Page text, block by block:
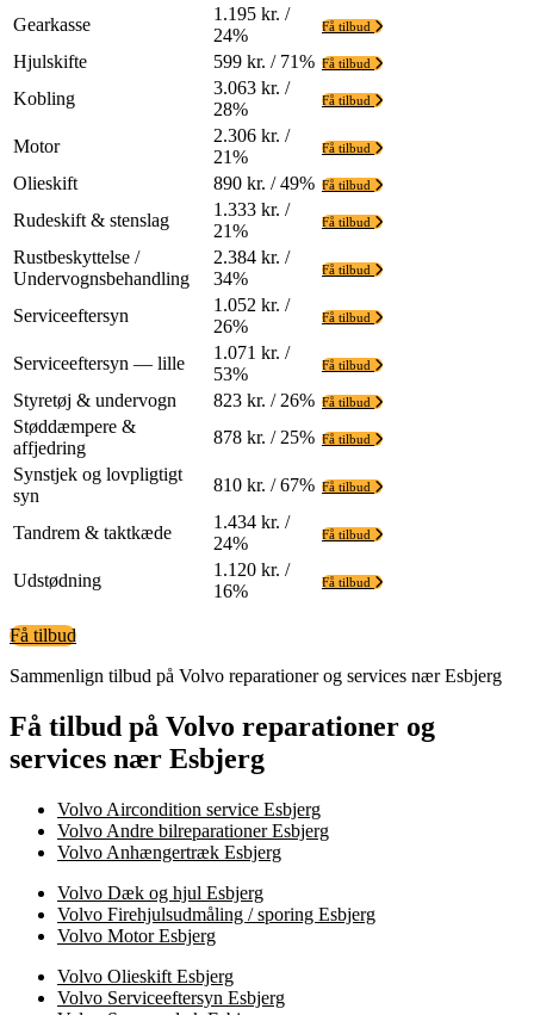
Gearkasse
1.195 kr. /
24%
Få tilbud
Hjulskifte 599 kr. / 71% Få tilbud
Kobling
3.063 kr. /
28%
Få tilbud
Motor
2.306 kr. /
21%
Få tilbud
Olieskift 890 kr. / 49% Få tilbud
Rudeskift & stenslag
1.333 kr. /
21%
Få tilbud
Rustbeskyttelse /
Undervognsbehandling
2.384 kr. /
34%
Få tilbud
Serviceeftersyn
1.052 kr. /
26%
Få tilbud
Serviceeftersyn — lille
1.071 kr. /
53%
Få tilbud
Styretøj & undervogn 823 kr. / 26% Få tilbud
Støddæmpere &
affjedring
878 kr. / 25% Få tilbud
Synstjek og lovpligtigt
syn
810 kr. / 67% Få tilbud
Tandrem & taktkæde
1.434 kr. /
24%
Få tilbud
Udstødning
1.120 kr. /
16%
Få tilbud
Få tilbud
Sammenlign tilbud på Volvo reparationer og services nær Esbjerg
Få tilbud på Volvo reparationer og
services nær Esbjerg
Volvo Aircondition service Esbjerg
Volvo Andre bilreparationer Esbjerg
Volvo Anhængertræk Esbjerg
Volvo Dæk og hjul Esbjerg
Volvo Firehjulsudmåling / sporing Esbjerg
Volvo Motor Esbjerg
Volvo Olieskift Esbjerg
Volvo Serviceeftersyn Esbjerg